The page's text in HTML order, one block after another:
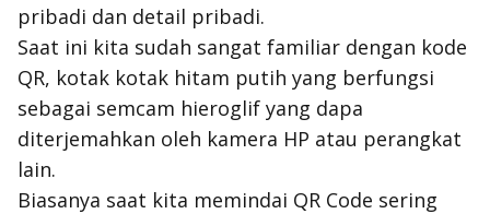
pribadi dan detail pribadi.
Saat ini kita sudah sangat familiar dengan kode
QR, kotak kotak hitam putih yang berfungsi
sebagai semcam hieroglif yang dapa
diterjemahkan oleh kamera HP atau perangkat
lain.
Biasanya saat kita memindai QR Code sering